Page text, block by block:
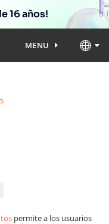
16 años!
MENU
permite a los usuarios